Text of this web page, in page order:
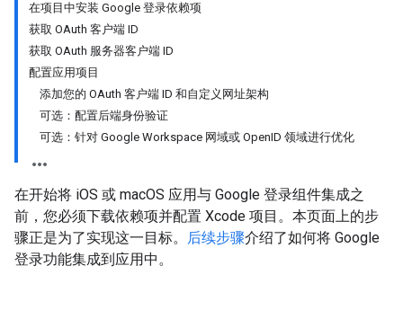
在项目中安装 Google 登录依赖项
获取 OAuth 客户端 ID
获取 OAuth 服务器客户端 ID
配置应用项目
添加您的 OAuth 客户端 ID 和自定义网址架构
可选：配置后端身份验证
可选：针对 Google Workspace 网域或 OpenID 领域进行优化
在开始将 iOS 或 macOS 应用与 Google 登录组件集成之
前，您必须下载依赖项并配置 Xcode 项目。本页面上的步
骤正是为了实现这一目标。
后续步骤介绍了如何将 Google
登录功能集成到应用中。